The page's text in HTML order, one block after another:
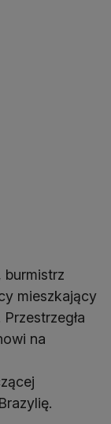
burmistrz
mieszkający
na